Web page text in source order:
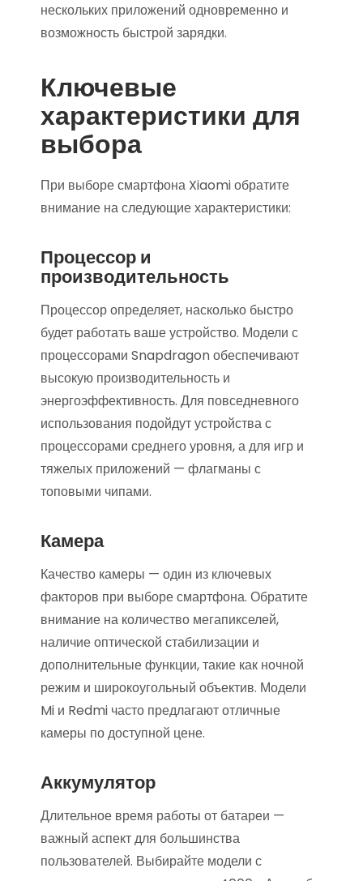
нескольких приложений одновременно и
возможность быстрой зарядки.
Ключевые
характеристики для
выбора
При выборе смартфона Xiaomi обратите
внимание на следующие характеристики:
Процессор и
производительность
Процессор определяет, насколько быстро
будет работать ваше устройство. Модели с
процессорами Snapdragon обеспечивают
высокую производительность и
энергоэффективность. Для повседневного
использования подойдут устройства с
процессорами среднего уровня, а для игр и
тяжелых приложений — флагманы с
топовыми чипами.
Камера
Качество камеры — один из ключевых
факторов при выборе смартфона. Обратите
внимание на количество мегапикселей,
наличие оптической стабилизации и
дополнительные функции, такие как ночной
режим и широкоугольный объектив. Модели
Mi и Redmi часто предлагают отличные
камеры по доступной цене.
Аккумулятор
Длительное время работы от батареи —
важный аспект для большинства
пользователей. Выбирайте модели с